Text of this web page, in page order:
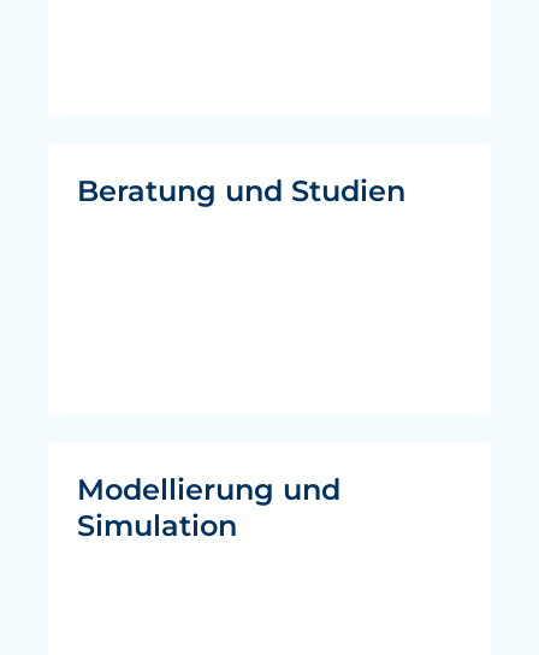
Beratung und Studien
Modellierung und
Simulation